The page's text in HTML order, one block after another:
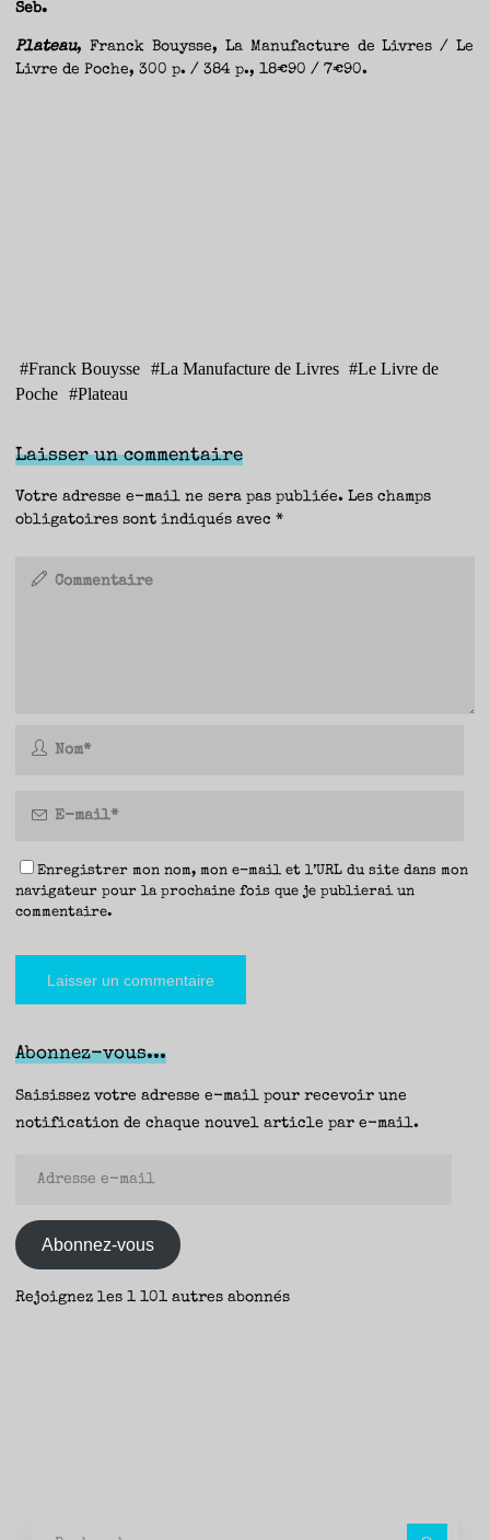
Seb.
Plateau, Franck Bouysse, La Manufacture de Livres / Le
Livre de Poche, 300 p. / 384 p., 18€90 / 7€90.
#Franck Bouysse #La Manufacture de Livres #Le Livre de
Poche #Plateau
Laisser un commentaire
Votre adresse e-mail ne sera pas publiée. Les champs
obligatoires sont indiqués avec*
Enregistrer mon nom, mon e-mail et l’URL du site dans mon
navigateur pour la prochaine fois que je publierai un
commentaire.
Abonnez-vous...
Saisissez votre adresse e-mail pour recevoir une
notification de chaque nouvel article par e-mail.
mail
Abonnez-vous
Rejoignez les 1 101 autres abonnés